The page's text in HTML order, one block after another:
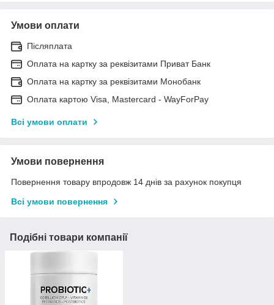
Умови оплати
Післяплата
Оплата на картку за реквізитами Приват Банк
Оплата на картку за реквізитами Монобанк
Оплата картою Visa, Mastercard - WayForPay
Всі умови оплати
Умови повернення
Повернення товару впродовж 14 днів за рахунок покупця
Всі умови повернення
Подібні товари компанії